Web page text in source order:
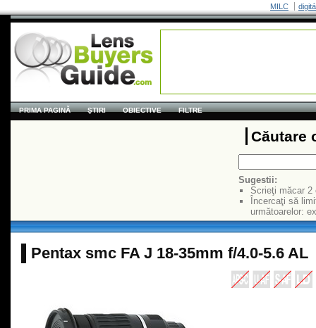
MILC
PRIMA PAGINĂ ŞTIRI OBIECTIVE FILTRE
Căutare
Sugestii:
Scrieţi măcar 2
Încercaţi să
următoarelor:
Pentax smc FA J 18-35mm f/4.0-5.6 AL